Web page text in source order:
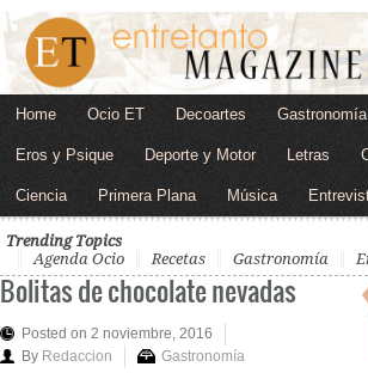
Home Ocio ET Decoartes Gastronomía
Eros y Psique Deporte y Motor Letras
Ciencia Primera Plana Música
Trending Topics
Agenda Ocio
Recetas Gastronomía
Bolitas de chocolate nevadas
Posted on 2 noviembre, 2016
By Redaccion Gastronomía